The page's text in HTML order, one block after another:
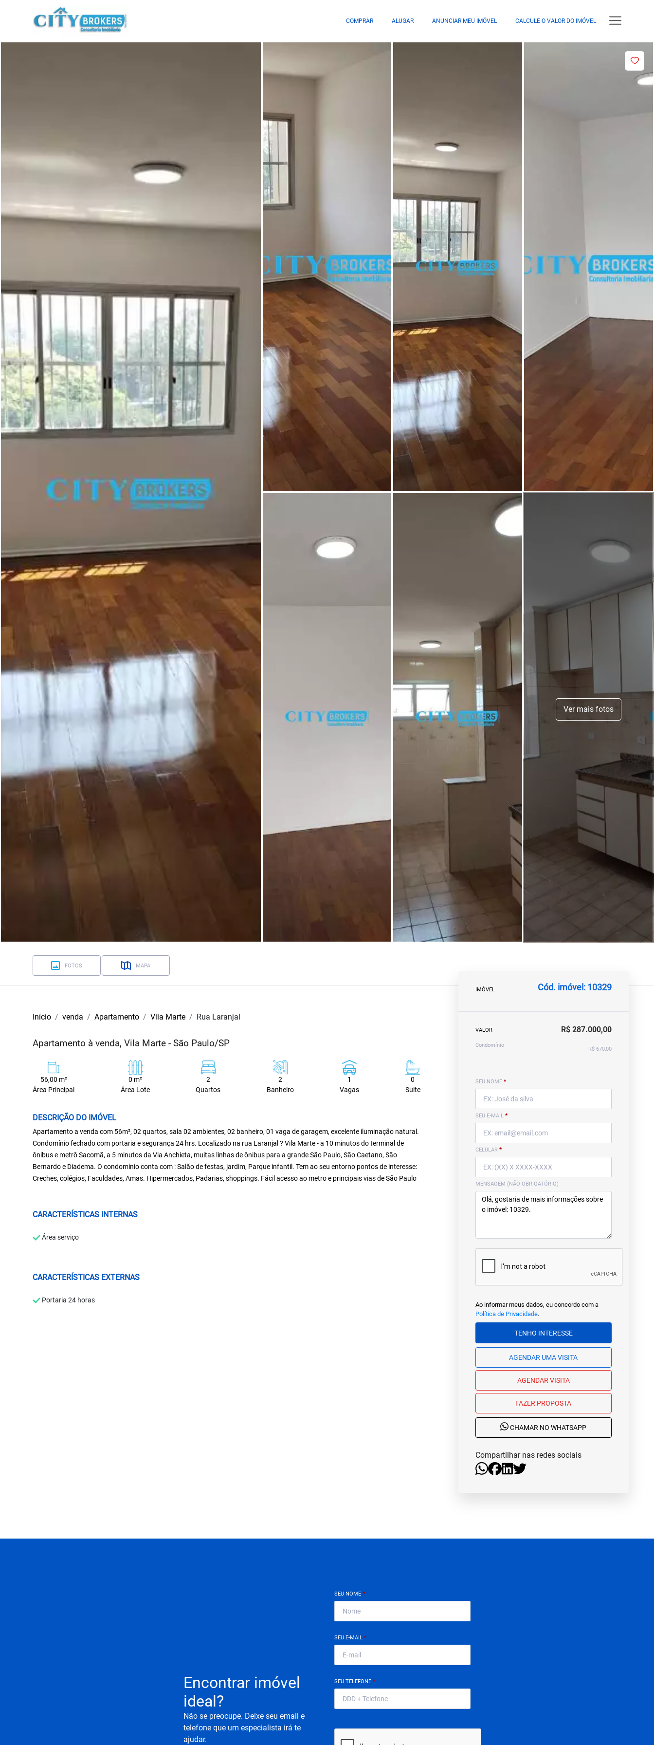
COMPRAR ALUGAR ANUNCIAR MEU IMÓVEL CALCULE O VALOR DO IMÓVEL
Ver mais fotos
FOTOS MAPA
Início venda Apartamento Vila Marte Rua Laranjal
Apartamento à venda, Vila Marte - São Paulo/SP
56,00 m²
Área Principal
0 m²
Área Lote
2
Quartos
2
Banheiro
1
Vagas
0
Suite
DESCRIÇÃO DO IMÓVEL
Apartamento a venda com 56m², 02 quartos, sala 02 ambientes, 02 banheiro, 01 vaga de garagem, excelente iluminação natural.
Condomínio fechado com portaria e segurança 24 hrs. Localizado na rua Laranjal ? Vila Marte - a 10 minutos do terminal de
ônibus e metrô Sacomã, a 5 minutos da Via Anchieta, muitas linhas de ônibus para a grande São Paulo, São Caetano, São
Bernardo e Diadema. O condomínio conta com : Salão de festas, jardim, Parque infantil. Tem ao seu entorno pontos de interesse:
Creches, colégios, Faculdades, Amas. Hipermercados, Padarias, shoppings. Fácil acesso ao metro e principais vias de São Paulo
CARACTERÍSTICAS INTERNAS
Área serviço
CARACTERÍSTICAS EXTERNAS
Portaria 24 horas
IMÓVEL Cód. imóvel: 10329
VALOR R$ 287.000,00
Condomínio
R$ 670,00
SEU NOME *
SEU E-MAIL *
CELULAR *
MENSAGEM (NÃO OBRIGATÓRIO)
Ao informar meus dados, eu concordo com a
Política de Privacidade.
TENHO INTERESSE
AGENDAR UMA VISITA
AGENDAR VISITA
FAZER PROPOSTA
CHAMAR NO WHATSAPP
Compartilhar nas redes sociais
Encontrar imóvel
ideal?
Não se preocupe. Deixe seu email e
telefone que um especialista irá te
ajudar.
SEU NOME *
SEU E-MAIL *
SEU TELEFONE *